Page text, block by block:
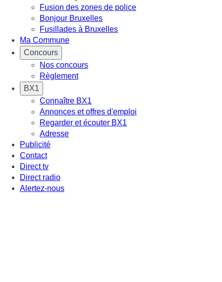
Fusion des zones de police
Bonjour Bruxelles
Fusillades à Bruxelles
Ma Commune
Concours
Nos concours
Règlement
BX1
Connaître BX1
Annonces et offres d'emploi
Regarder et écouter BX1
Adresse
Publicité
Contact
Direct tv
Direct radio
Alertez-nous